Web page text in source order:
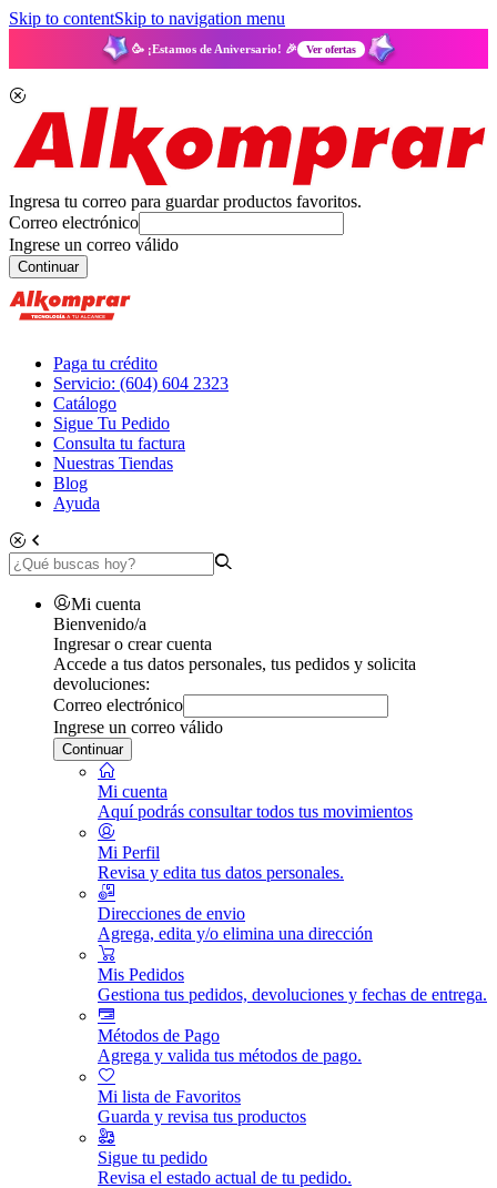
Skip to contentSkip to navigation menu
🥳 ¡Estamos de Aniversario! 🎉 Ver ofertas
Ingresa tu correo para guardar productos favoritos.
Correo electrónico
Ingrese un correo válido
Continuar
Paga tu crédito
Servicio: (604) 604 2323
Catálogo
Sigue Tu Pedido
Consulta tu factura
Nuestras Tiendas
Blog
Ayuda
Mi cuenta
Bienvenido/a
Ingresar o crear cuenta
Accede a tus datos personales, tus pedidos y solicita
devoluciones:
Correo electrónico
Ingrese un correo válido
Continuar
Mi cuenta
Aquí podrás consultar todos tus movimientos
Mi Perfil
Revisa y edita tus datos personales.
Direcciones de envio
Agrega, edita y/o elimina una dirección
Mis Pedidos
Gestiona tus pedidos, devoluciones y fechas de entrega.
Métodos de Pago
Agrega y valida tus métodos de pago.
Mi lista de Favoritos
Guarda y revisa tus productos
Sigue tu pedido
Revisa el estado actual de tu pedido.